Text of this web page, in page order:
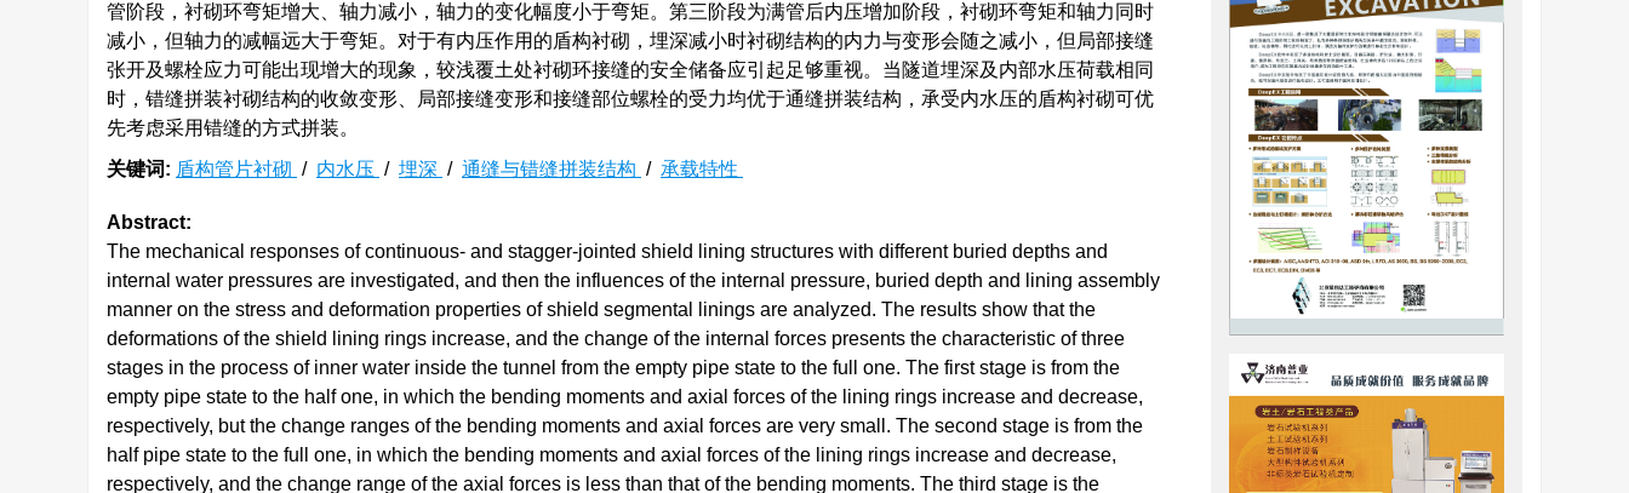
管阶段，衬砌环弯矩增大、轴力减小，轴力的变化幅度小于弯矩。第三阶段为满管后内压增加阶段，衬砌环弯矩和轴力同时
减小，但轴力的减幅远大于弯矩。对于有内压作用的盾构衬砌，埋深减小时衬砌结构的内力与变形会随之减小，但局部接缝
张开及螺栓应力可能出现增大的现象，较浅覆土处衬砌环接缝的安全储备应引起足够重视。当隧道埋深及内部水压荷载相同
时，错缝拼装衬砌结构的收敛变形、局部接缝变形和接缝部位螺栓的受力均优于通缝拼装结构，承受内水压的盾构衬砌可优
先考虑采用错缝的方式拼装。
关键词: 盾构管片衬砌 / 内水压 / 埋深 / 通缝与错缝拼装结构 / 承载特性
Abstract:
The mechanical responses of continuous- and stagger-jointed shield lining structures with different buried depths and
internal water pressures are investigated, and then the influences of the internal pressure, buried depth and lining assembly
manner on the stress and deformation properties of shield segmental linings are analyzed. The results show that the
deformations of the shield lining rings increase, and the change of the internal forces presents the characteristic of three
stages in the process of inner water inside the tunnel from the empty pipe state to the full one. The first stage is from the
empty pipe state to the half one, in which the bending moments and axial forces of the lining rings increase and decrease,
respectively, but the change ranges of the bending moments and axial forces are very small. The second stage is from the
half pipe state to the full one, in which the bending moments and axial forces of the lining rings increase and decrease,
respectively, and the change range of the axial forces is less than that of the bending moments. The third stage is the